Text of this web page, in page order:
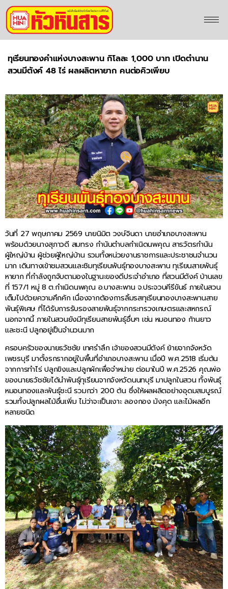
ทุเรียนทองคำแห่งบางสะพาน กิโลละ 1,000 บาท เปิดตำนาน
สวนมีตังค์ 48 ไร่ ผลผลิตหายาก คนต่อคิวเพียบ
วันที่ 27 พฤษภาคม 2569 นายนิมิต วงษ์จินดา นายอำเภอบางสะพาน
พร้อมด้วยนางสุภาวดี สมทรง กำนันตำบลกำเนิดนพคุณ สารวัตรกำนัน
ผู้ใหญ่บ้าน ผู้ช่วยผู้ใหญ่บ้าน รวมทั้งหน่วยงานราชการและประชาชนจำนวน
มาก เดินทางเข้าชมสวนและชิมทุเรียนพันธุ์ทองบางสะพาน ทุเรียนสายพันธุ์
หายาก ที่กำลังถูกจับตามองในฐานะของดีประจำอำเภอ ที่สวนมีตังค์ บ้านเลข
ที่ 157/1 หมู่ 8 ต.กำเนิดนพคุณ อ.บางสะพาน จ.ประจวบคีรีขันธ์ ภายในสวน
เต็มไปด้วยความคึกคัก เนื่องจากต้องการลิ้มรสทุเรียนทองบางสะพานสาย
พันธุ์พิเศษ ที่ได้รับการรับรองสายพันธุ์จากกระทรวงเกษตรและสหกรณ์
นอกจากนี้ ภายในสวนยังมีทุเรียนสายพันธุ์อื่นๆ เช่น หมอนทอง ก้านยาว
และชะนี ปลูกอยู่เป็นจำนวนมาก
ครอบครัวของนายธวัชชัย เทศรำลึก เจ้าของสวนมีตังค์ ย้ายจากจังหวัด
เพชรบุรี มาตั้งรกรากอยู่ในพื้นที่อำเภอบางสะพาน เมื่อปี พ.ศ.2518 เริ่มต้น
จากการทำไร่ ปลูกขิงและปลูกผักเพื่อจำหน่าย ต่อมาในปี พ.ศ.2526 คุณพ่อ
ของนายธวัชชัยได้นำพันธุ์ทุเรียนจากจังหวัดนนทบุรี มาปลูกในสวน ทั้งพันธุ์
หมอนทองและพันธุ์ชะนี รวมกว่า 200 ต้น ซึ่งให้ผลผลิตอย่างอุดมสมบูรณ์
รวมทั้งปลูกผลไม้อื่นเพิ่ม ไม่ว่าจะเป็นเงาะ ลองกอง มังคุด และไม้ผลอีก
หลายชนิด